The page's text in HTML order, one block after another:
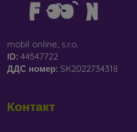
mobil online, s.r.o.
ID: 44547722
ДДС ​​номер: SK2022734318
Контакт